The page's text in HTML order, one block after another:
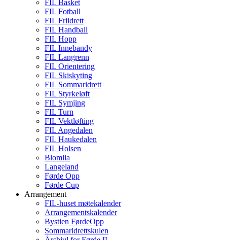
FIL Basket
FIL Fotball
FIL Friidrett
FIL Handball
FIL Hopp
FIL Innebandy
FIL Langrenn
FIL Orientering
FIL Skiskyting
FIL Sommaridrett
FIL Styrkeløft
FIL Symjing
FIL Turn
FIL Vektløfting
FIL Angedalen
FIL Haukedalen
FIL Holsen
Blomlia
Langeland
Førde Opp
Førde Cup
Arrangement
FIL-huset møtekalender
Arrangementskalender
Bystien FørdeOpp
Sommaridrettskulen